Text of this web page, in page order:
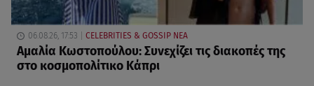
06.08.26, 17:53 CELEBRITIES & GOSSIP ΝΕΑ
Αμαλία Κωστοπούλου: Συνεχίζει τις διακοπές της
στο κοσμοπολίτικο Κάπρι